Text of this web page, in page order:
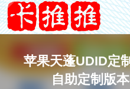
苹果天蓬UDID定
自助定制版